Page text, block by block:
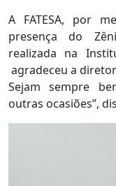
A FATESA, por
presença do
realizada na
agradeceu a
Sejam sempre
outras ocasiões”,